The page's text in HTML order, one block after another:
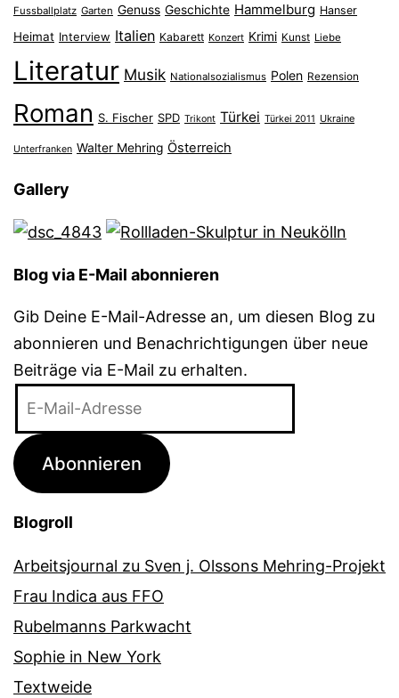
Fussballplatz Garten Genuss Geschichte Hammelburg Hanser
Heimat Interview Italien Kabarett Konzert Krimi Kunst Liebe
Literatur Musik Nationalsozialismus Polen Rezension
Roman S. Fischer SPD Trikont Türkei Türkei 2011 Ukraine
Unterfranken Walter Mehring Österreich
Gallery
Blog via E-Mail abonnieren
Gib Deine E-Mail-Adresse an, um diesen Blog zu
abonnieren und Benachrichtigungen über neue
Beiträge via E-Mail zu erhalten.
Adresse
Abonnieren
Blogroll
Arbeitsjournal zu Sven j. Olssons Mehring-Projekt
Frau Indica aus FFO
Rubelmanns Parkwacht
Sophie in New York
Textweide